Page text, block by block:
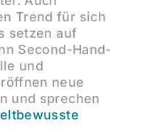
Trend für sich
setzen auf
Second-Hand-
und
neue
und sprechen